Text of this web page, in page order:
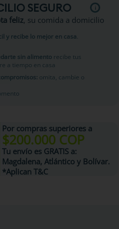
SEGURO
feliz, su comida a domicilio
y recibe lo mejor en casa
sin alimentorecibe tus
a tiempo en casa
omita, cambie o
Por compras superiores a
$200.000 COP
Tu envío es GRATISa:
Magdalena, Atlántico y Bolívar.
*Aplican T&C